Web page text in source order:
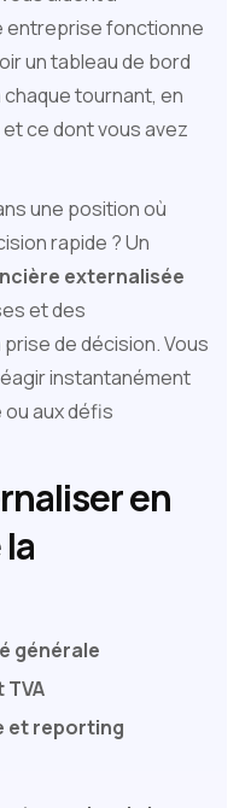
entreprise fonctionne
un tableau de bord
tournant, en
ce dont vous avez
une position où
rapide ? Un
externalisée
et des
de décision. Vous
instantanément
aux défis
en
générale
et reporting